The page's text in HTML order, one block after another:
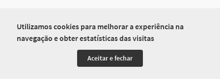
Utilizamos cookies para melhorar a experiência na
navegação e obter estatísticas das visitas
Aceitar e fechar